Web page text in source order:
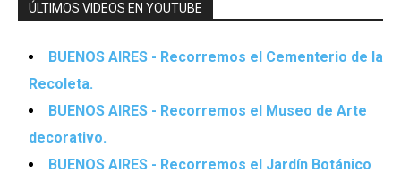
ÚLTIMOS VIDEOS EN YOUTUBE
BUENOS AIRES - Recorremos el Cementerio de la
Recoleta.
BUENOS AIRES - Recorremos el Museo de Arte
decorativo.
BUENOS AIRES - Recorremos el Jardín Botánico